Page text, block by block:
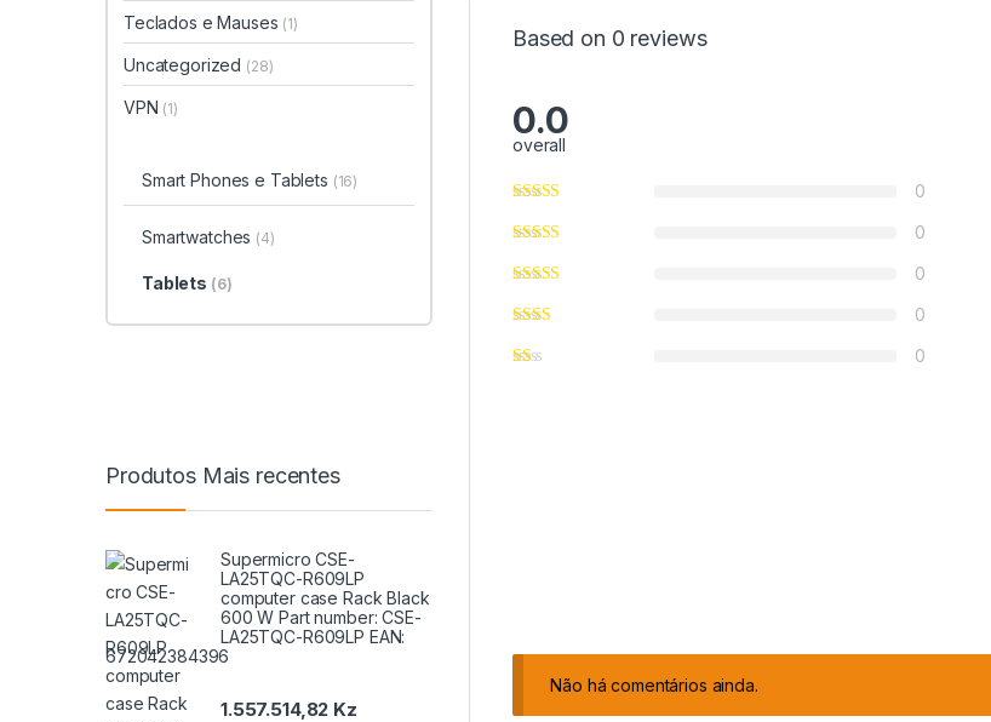
Based on 0 reviews
0.0
overall
0
0
0
0
0
Não há comentários ainda.
Teclados e Mauses (1)
Uncategorized (28)
VPN (1)
Smart Phones e Tablets (16)
Smartwatches (4)
Tablets (6)
Produtos Mais recentes
Supermicro CSE-
LA25TQC-R609LP
computer case Rack Black
600 W Part number: CSE-
LA25TQC-R609LP EAN:
672042384396
1.557.514,82 Kz